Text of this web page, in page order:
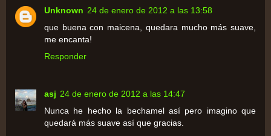
Unknown 24 de enero de 2012 a las 13:58
que buena con maicena, quedara mucho más suave,
me encanta!
Responder
asj 24 de enero de 2012 a las 14:47
Nunca he hecho la bechamel así pero imagino que
quedará más suave así que gracias.